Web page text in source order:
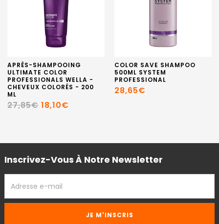
APRÈS-SHAMPOOING
ULTIMATE COLOR
PROFESSIONALS WELLA -
CHEVEUX COLORÉS - 200
ML
27,85€ 18,10€
COLOR SAVE SHAMPOO
500ML SYSTEM
PROFESSIONAL
28,65€
Inscrivez-Vous À Notre Newsletter
EMAIL